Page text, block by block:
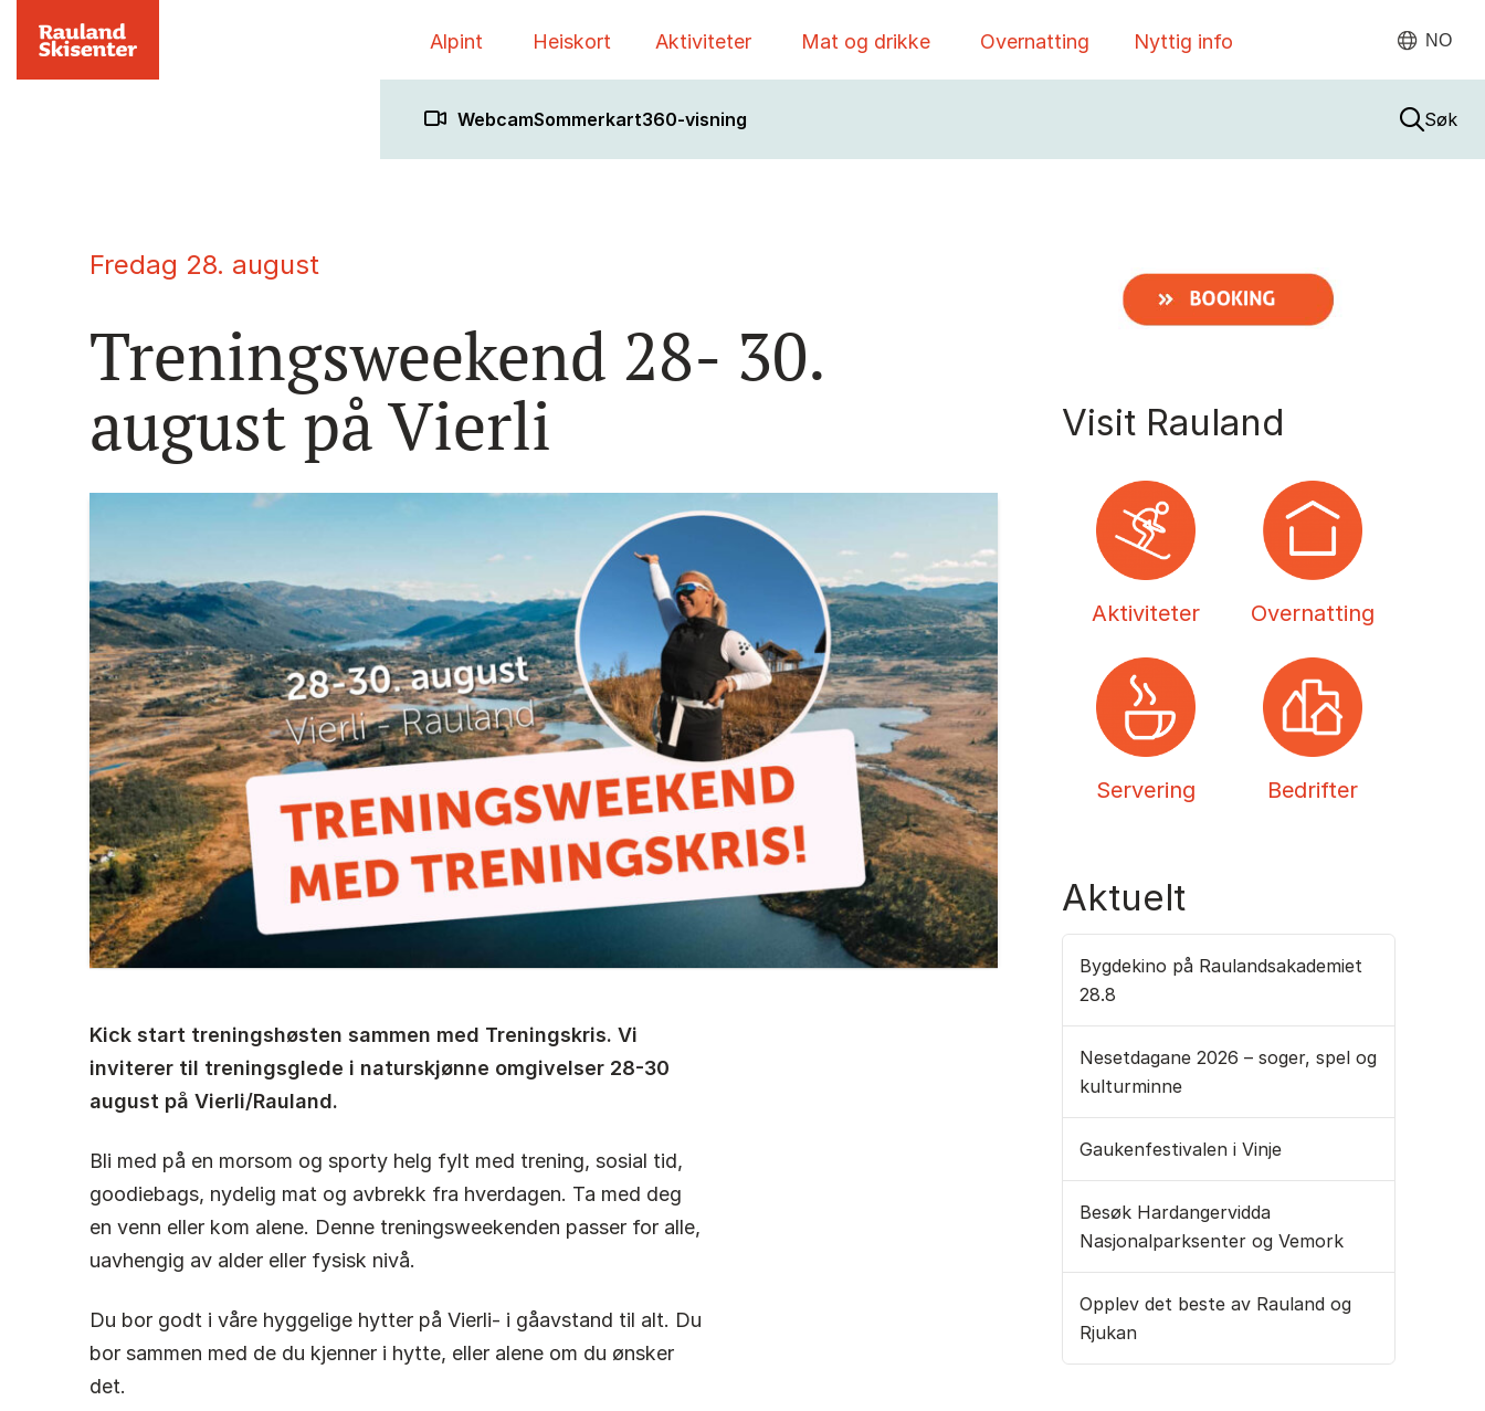
Alpint Heiskort Aktiviteter Mat og drikke Overnatting Nyttig info NO
WebcamSommerkart360-visning Søk
fredag 28. august
Treningsweekend 28- 30.
august på Vierli
Kick start treningshøsten sammen med Treningskris. Vi
inviterer til treningsglede i naturskjønne omgivelser 28-30
august på Vierli/Rauland.
Bli med på en morsom og sporty helg fylt med trening, sosial tid,
goodiebags, nydelig mat og avbrekk fra hverdagen. Ta med deg
en venn eller kom alene. Denne treningsweekenden passer for alle,
uavhengig av alder eller fysisk nivå.
Du bor godt i våre hyggelige hytter på Vierli- i gåavstand til alt. Du
bor sammen med de du kjenner i hytte, eller alene om du ønsker
det.
Visit Rauland
Aktiviteter Overnatting
Servering Bedrifter
Aktuelt
Bygdekino på Raulandsakademiet
28.8
Nesetdagane 2026 – soger, spel og
kulturminne
Gaukenfestivalen i Vinje
Besøk Hardangervidda
Nasjonalparksenter og Vemork
Opplev det beste av Rauland og
Rjukan